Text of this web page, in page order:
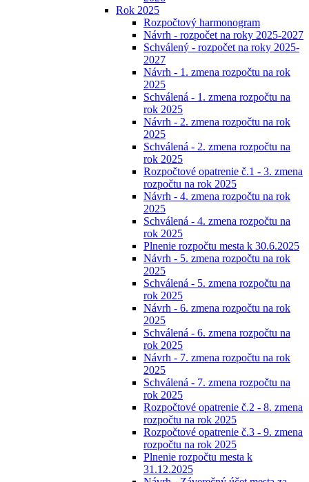
Rok 2025
Rozpočtový harmonogram
Návrh - rozpočet na roky 2025-2027
Schválený - rozpočet na roky 2025-
2027
Návrh - 1. zmena rozpočtu na rok
2025
Schválená - 1. zmena rozpočtu na
rok 2025
Návrh - 2. zmena rozpočtu na rok
2025
Schválená - 2. zmena rozpočtu na
rok 2025
Rozpočtové opatrenie č.1 - 3. zmena
rozpočtu na rok 2025
Návrh - 4. zmena rozpočtu na rok
2025
Schválená - 4. zmena rozpočtu na
rok 2025
Plnenie rozpočtu mesta k 30.6.2025
Návrh - 5. zmena rozpočtu na rok
2025
Schválená - 5. zmena rozpočtu na
rok 2025
Návrh - 6. zmena rozpočtu na rok
2025
Schválená - 6. zmena rozpočtu na
rok 2025
Návrh - 7. zmena rozpočtu na rok
2025
Schválená - 7. zmena rozpočtu na
rok 2025
Rozpočtové opatrenie č.2 - 8. zmena
rozpočtu na rok 2025
Rozpočtové opatrenie č.3 - 9. zmena
rozpočtu na rok 2025
Plnenie rozpočtu mesta k
31.12.2025